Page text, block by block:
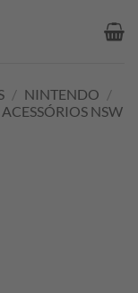
/ NINTENDO /
NSW